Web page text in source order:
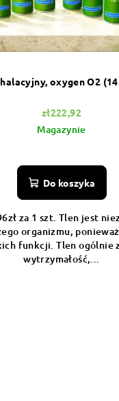
oxygen O2
zł222,92
Magazynie
Do koszyka
za 1 szt. Tlen jest
organizmu,
funkcji. Tlen ogólnie
wytrzymałość,...